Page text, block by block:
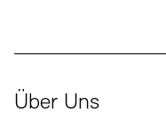
Über Uns